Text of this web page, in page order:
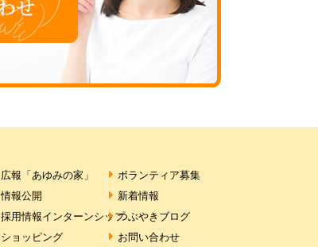
広報「あゆみの家」
情報公開
採用情報インターンシップ
ショッピング
ボランティア募集
新着情報
つぶやきブログ
お問い合わせ